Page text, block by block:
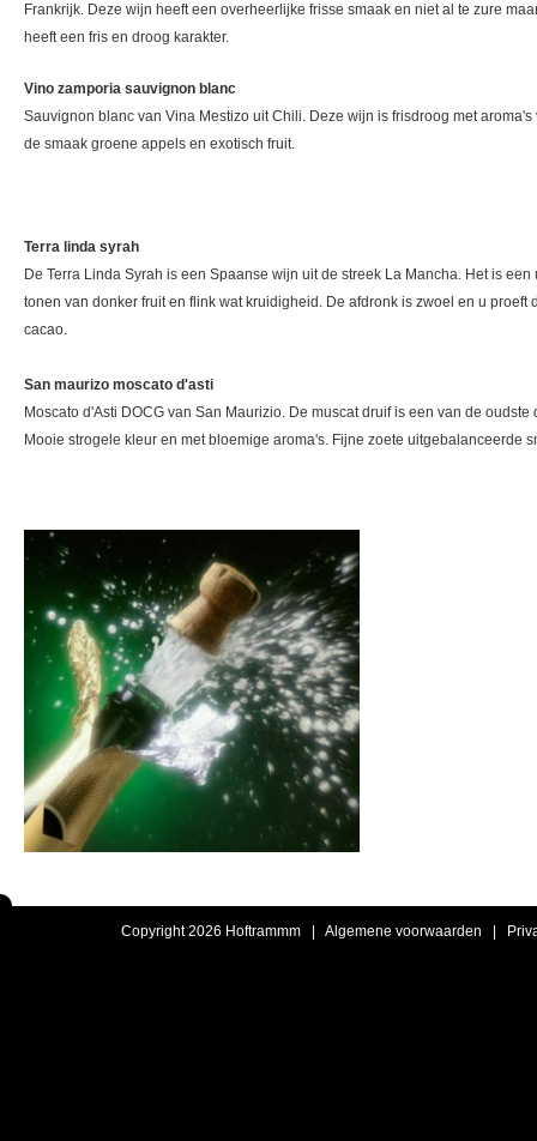
Frankrijk. Deze wijn heeft een overheerlijke frisse smaak en niet al te zure
heeft een fris en droog karakter.
Vino zamporia sauvignon blanc
Sauvignon blanc van Vina Mestizo uit Chili. Deze wijn is frisdroog met
de smaak groene appels en exotisch fruit.
Terra linda syrah
De Terra Linda Syrah is een Spaanse wijn uit de streek La Mancha. Het is
tonen van donker fruit en flink wat kruidigheid. De afdronk is zwoel en u proeft
cacao.
San maurizo moscato d'asti
Moscato d'Asti DOCG van San Maurizio. De muscat druif is een van de
Mooie strogele kleur en met bloemige aroma's. Fijne zoete uitgebalanceerde
Copyright 2026 Hoftrammm | Algemene voorwaarden